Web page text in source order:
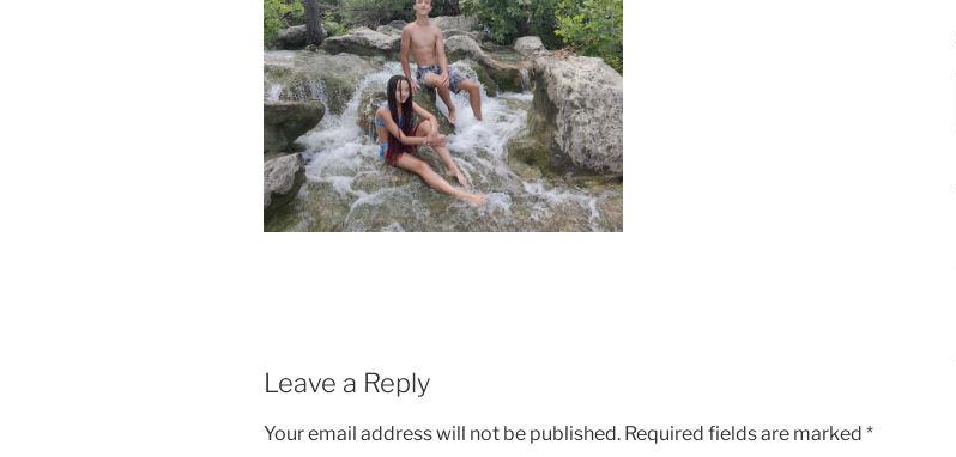
Leave a Reply
Your email address will not be published. Required fields are marked *